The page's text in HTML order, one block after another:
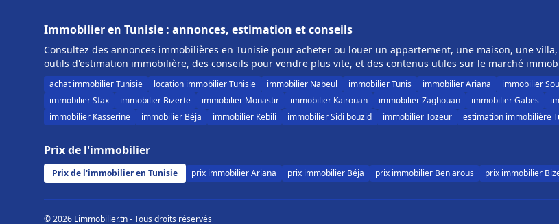
Immobilier en Tunisie : annonces, estimation et conseils
Consultez des annonces immobilières en Tunisie pour acheter ou louer un appartement, une maison, une
outils d'estimation immobilière, des conseils pour vendre plus vite, et des contenus utiles sur le marché
achat immobilier Tunisie location immobilier Tunisie immobilier Nabeul immobilier Tunis immobilier Ariana immobilier
immobilier Sfax
immobilier Bizerte immobilier Monastir immobilier Kairouan immobilier Zaghouan immobilier Gabes
immobilier Kasserine
immobilier Béja immobilier Kebili immobilier Sidi bouzid immobilier Tozeur estimation immobilière
Prix de l'immobilier
Prix de l'immobilier en Tunisie prix immobilier Ariana prix immobilier Béja prix immobilier Ben arous prix immobilier
© 2026 Limmobilier.tn - Tous droits réservés